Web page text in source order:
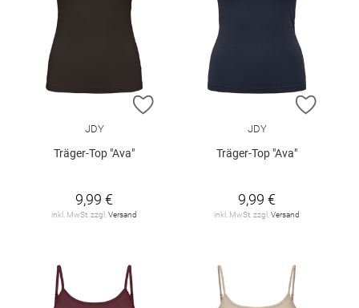
ZUR WUNSCHLISTE HINZUFÜGEN
JDY
Träger-Top "Ava"
9,99 €
inkl. MwSt. zzgl. Versand
ZUR
JDY
Träger-Top "Ava"
9,99 €
inkl. MwSt. zzgl. Versand